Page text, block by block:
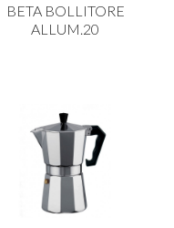
BETA BOLLITORE
ALLUM.20